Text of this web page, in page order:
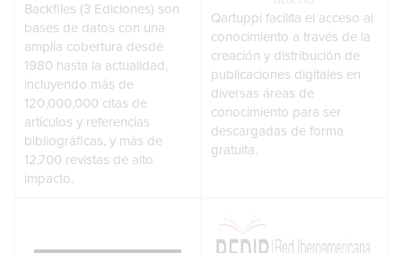
Backfiles (3 Ediciones) son
bases de datos con una
amplia cobertura desde
1980 hasta la actualidad,
incluyendo más de
120,000,000 citas de
artículos y referencias
bibliográficas, y más de
12,700 revistas de alto
impacto.
Qartuppi facilita el acceso al
conocimiento a través de la
creación y distribución de
publicaciones digitales en
diversas áreas de
conocimiento para ser
descargadas de forma
gratuita.